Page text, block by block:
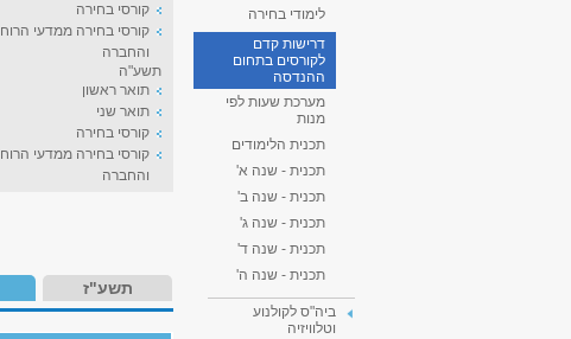
לימודי בחירה
דרישות קדם
לקורסים בתחום
ההנדסה
מערכת שעות לפי
מנות
תכנית הלימודים
תכנית - שנה א'
תכנית - שנה ב'
תכנית - שנה ג'
תכנית - שנה ד'
תכנית - שנה ה'
ביה"ס לקולנוע
וטלוויזיה
קורסי בחירה
קורסי בחירה ממדעי הרוח
והחברה
תשע"ה
תואר ראשון
תואר שני
קורסי בחירה
קורסי בחירה ממדעי הרוח
והחברה
תשע"ז